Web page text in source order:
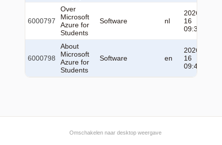
6000797
Over
Microsoft
Azure for
Students
Software nl
2026-04-
16
09:38:10
6000798
About
Microsoft
Azure for
Students
Software en
2026-04-
16
09:47:40
Omschakelen naar desktop weergave